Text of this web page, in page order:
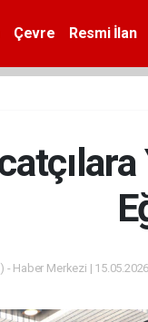
Çevre Resmi İlan
- Haber Merkezi |